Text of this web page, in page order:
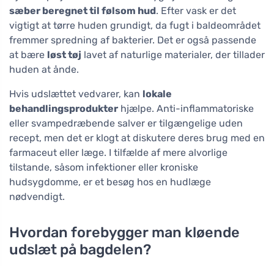
sæber beregnet til følsom hud. Efter vask er det
vigtigt at tørre huden grundigt, da fugt i baldeområdet
fremmer spredning af bakterier. Det er også passende
at bære løst tøj lavet af naturlige materialer, der tillader
huden at ånde.
Hvis udslættet vedvarer, kan lokale
behandlingsprodukter hjælpe. Anti-inflammatoriske
eller svampedræbende salver er tilgængelige uden
recept, men det er klogt at diskutere deres brug med en
farmaceut eller læge. I tilfælde af mere alvorlige
tilstande, såsom infektioner eller kroniske
hudsygdomme, er et besøg hos en hudlæge
nødvendigt.
Hvordan forebygger man kløende
udslæt på bagdelen?